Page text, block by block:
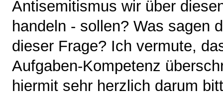
Antisemitismus wir über
handeln - sollen? Was sagen
dieser Frage? Ich vermute,
Aufgaben-Kompetenz
hiermit sehr herzlich darum